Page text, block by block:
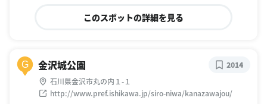
このスポットの詳細を見る
G 金沢城公園
石川県金沢市丸の内１-１
http://www.pref.ishikawa.jp/siro-niwa/kanazawajou/
2014